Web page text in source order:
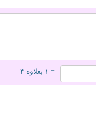
= ۱ بعلاوه ۴